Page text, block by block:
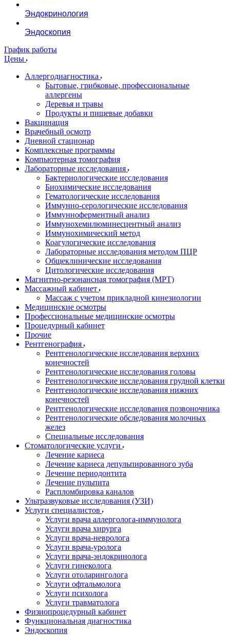
Эндокринология
Эндоскопия
График работы
Цены
Аллергодиагностика
Бытовые, грибковые, профессиональные
аллергены
Деревья и травы
Продукты и пищевые добавки
Вакцинация
Врачебный осмотр
Дневной стационар
Комплексные программы
Компьютерная томография
Лабораторные исследования
Бактериологические исследования
Биохимические исследования
Гематологические исследования
Иммунно-серологические исследования
Иммунноферментный анализ
Иммунохемилюминесцентный анализ
Иммунохимический метод
Коагулогические исследования
Лабораторные исследования методом ПЦР
Общеклинические исследования
Цитологические исследования
Магнитно-резонансная томография (МРТ)
Массажный кабинет
Массаж с учетом прикладной кинезиологии
Медицинские осмотры
Профессиональные медицинские осмотры
Процедурный кабинет
Прочие
Рентгенография
Рентгенологические исследования верхних
конечностей
Рентгенологические исследования головы
Рентгенологические исследования грудной клетки
Рентгенологические исследования нижних
конечностей
Рентгенологические исследования позвоночника
Рентгенологические обследования молочных
желез
Специальные исследования
Стоматологические услуги
Лечение кариеса
Лечение кариеса депульпированного зуба
Лечение периодонтита
Лечение пульпита
Распломбировка каналов
Ультразвуковые исследования (УЗИ)
Услуги специалистов
Услуги врача аллерголога-иммунолога
Услуги врача хирурга
Услуги врача-невролога
Услуги врача-уролога
Услуги врача-эндокринолога
Услуги гинеколога
Услуги отоларинголога
Услуги офтальмолога
Услуги психолога
Услуги травматолога
Физиопроцедурный кабинет
Функциональная диагностика
Эндоскопия